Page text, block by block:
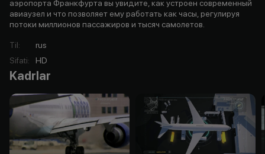
аэропорта Франкфурта вы увидите, как устроен современный
авиаузел и что позволяет ему работать как часы, регулируя
потоки миллионов пассажиров и тысяч самолетов.
Til:
rus
Sifati: HD
Kadrlar